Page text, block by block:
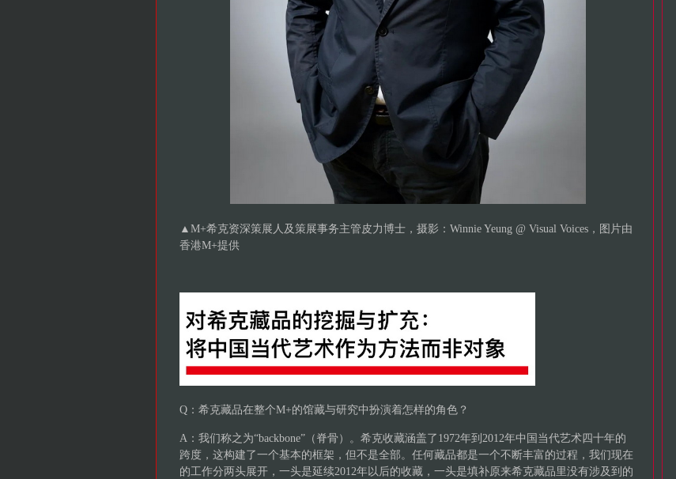
▲ M+希克资深策展人及策展事务主管皮力博士，摄影：Winnie Yeung @ Visual Voices，图片由
香港M+提供
Q：希克藏品在整个M+的馆藏与研究中扮演着怎样的角色？
A：我们称之为“backbone”（脊骨）。希克收藏涵盖了1972年到2012年中国当代艺术四十年的
跨度，这构建了一个基本的框架，但不是全部。任何藏品都是一个不断丰富的过程，我们现在
的工作分两头展开，一头是延续2012年以后的收藏，一头是填补原来希克藏品里没有涉及到的